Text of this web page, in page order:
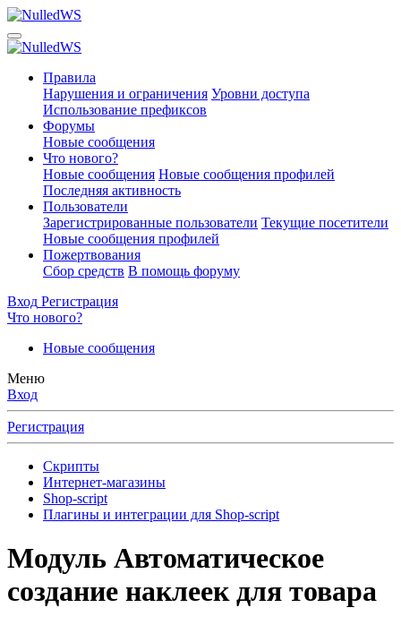
Правила
Нарушения и ограничения Уровни доступа
Использование префиксов
Форумы
Новые сообщения
Что нового?
Новые сообщения Новые сообщения профилей
Последняя активность
Пользователи
Зарегистрированные пользователи Текущие посетители
Новые сообщения профилей
Пожертвования
Сбор средств В помощь форуму
Вход Регистрация
Что нового?
Новые сообщения
Меню
Вход
Регистрация
Скрипты
Интернет-магазины
Shop-script
Плагины и интеграции для Shop-script
Модуль Автоматическое
создание наклеек для товара